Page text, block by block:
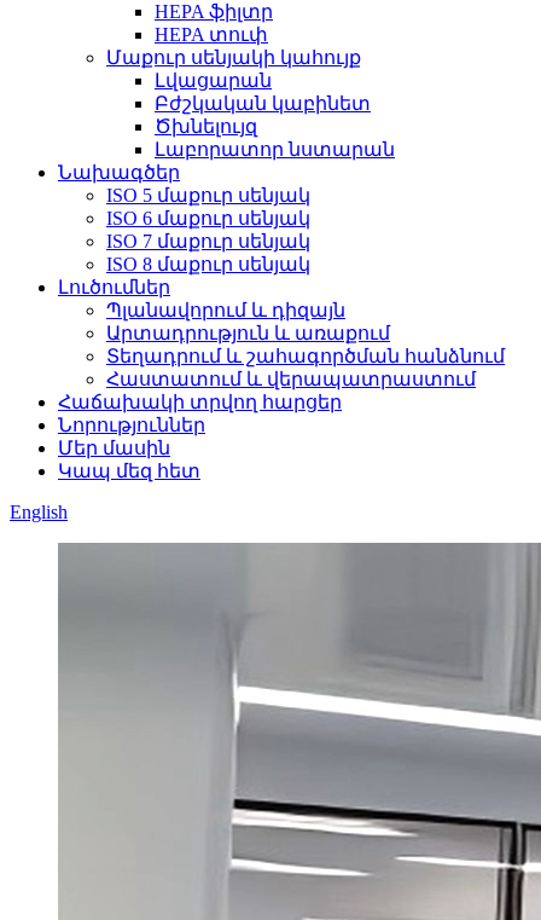
HEPA ֆիլտր
HEPA տուփ
Մաքուր սենյակի կահույք
Լվացարան
Բժշկական կաբինետ
Ծխնելույզ
Լաբորատոր նստարան
Նախագծեր
ISO 5 մաքուր սենյակ
ISO 6 մաքուր սենյակ
ISO 7 մաքուր սենյակ
ISO 8 մաքուր սենյակ
Լուծումներ
Պլանավորում և դիզայն
Արտադրություն և առաքում
Տեղադրում և շահագործման հանձնում
Հաստատում և վերապատրաստում
Հաճախակի տրվող հարցեր
Նորություններ
Մեր մասին
Կապ մեզ հետ
English